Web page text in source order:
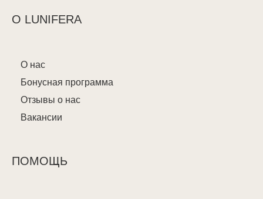
О LUNIFERA
О нас
Бонусная программа
Отзывы о нас
Вакансии
ПОМОЩЬ